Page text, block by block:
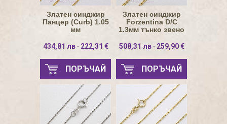
Златен синджир
Панцер (Curb) 1.05
мм
434,81 лв · 222,31 €
ПОРЪЧАЙ
Златен синджир
Forzentina D/C
1.3мм тънко звено
508,31 лв · 259,90 €
ПОРЪЧАЙ